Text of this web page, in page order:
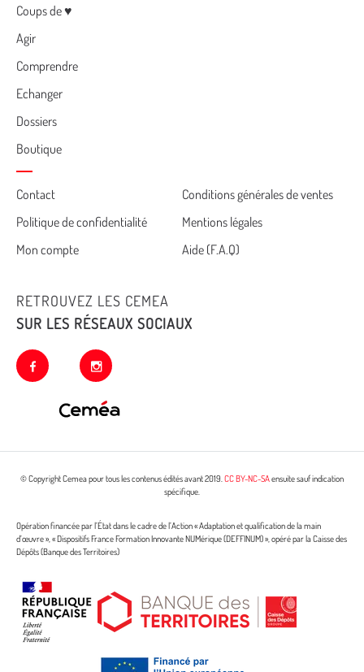
Menu
Coups de ♥
Agir
Comprendre
Echanger
Dossiers
Boutique
Cemea
footer
Contact
Conditions générales de ventes
Politique de confidentialité
Mentions légales
Mon compte
Aide (F.A.Q)
RETROUVEZ LES CEMEA
SUR LES RÉSEAUX SOCIAUX
facebook instagram
© Copyright Cemea pour tous les contenus édités avant 2019.CC BY-NC-SAensuite sauf indication
spécifique.
Opération financée par l’État dans le cadre de l’Action « Adaptation et qualification de la main
d’œuvre », « Dispositifs France Formation Innovante NUMérique (DEFFINUM) », opéré par la Caisse des
Dépôts (Banque des Territoires)